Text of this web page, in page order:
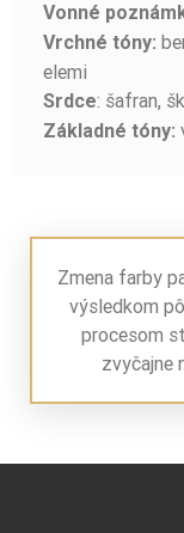
Vonné
Vrchné tóny:
elemi
Srdce: šafran,
Základné tóny:
Zmena farby
výsledkom
procesom
zvyčajne